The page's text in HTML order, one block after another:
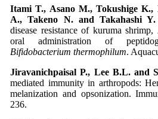
Itami T., Asano M., Tokushige K.,
A., Takeno N. and Takahashi Y.
disease resistance of kuruma shrimp,
oral administration of
Bifidobacterium thermophilum.
Jiravanichpaisal P., Lee B.L. and
mediated immunity in arthropods:
melanization and opsonization.
236.